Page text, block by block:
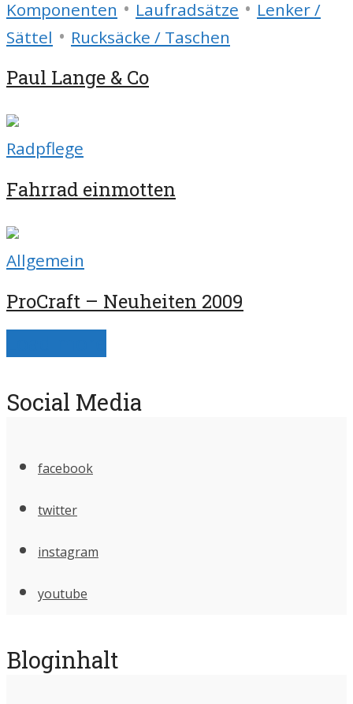
Komponenten • Laufradsätze • Lenker /
Sättel • Rucksäcke / Taschen
Paul Lange & Co
Radpflege
Fahrrad einmotten
Allgemein
ProCraft – Neuheiten 2009
Social Media
facebook
twitter
instagram
youtube
Bloginhalt